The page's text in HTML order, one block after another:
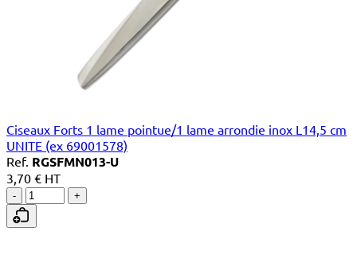
Ciseaux Forts 1 lame pointue/1 lame arrondie inox L14,5 cm
UNITE (ex 69001578)
Ref. RGSFMN013-U
3,70 € HT
- +